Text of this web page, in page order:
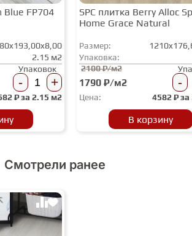
FP704
2.15 м2
Упаковок
- +
₽ за 2.15 м2
SPC плитка Berry Alloc
Home Grace Natural
Размер:
Упаковка:
2100 ₽/м2
1790 ₽/м2 -
Цена: 4582₽ за
В корзину
Смотрели ранее